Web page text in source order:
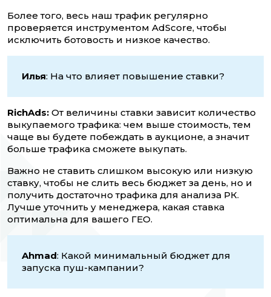
Более того, весь наш трафик регулярно
проверяется инструментом AdScore, чтобы
исключить ботовость и низкое качество.
Илья: На что влияет повышение ставки?
RichAds: От величины ставки зависит количество
выкупаемого трафика: чем выше стоимость, тем
чаще вы будете побеждать в аукционе, а значит
больше трафика сможете выкупать.
Важно не ставить слишком высокую или низкую
ставку, чтобы не слить весь бюджет за день, но и
получить достаточно трафика для анализа РК.
Лучше уточнить у менеджера, какая ставка
оптимальна для вашего ГЕО.
Ahmad: Какой минимальный бюджет для
запуска пуш-кампании?